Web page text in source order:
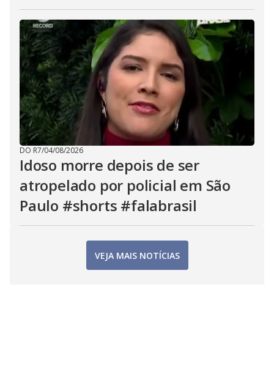
DO R7/04/08/2026
Idoso morre depois de ser
atropelado por policial em São
Paulo #shorts #falabrasil
VEJA MAIS NOTÍCIAS